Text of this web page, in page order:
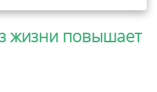
жизни повышает